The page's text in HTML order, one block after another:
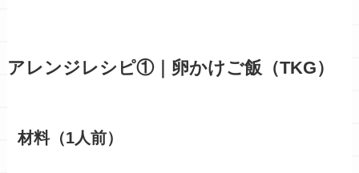
アレンジレシピ①｜卵かけご飯（TKG）
材料（1人前）